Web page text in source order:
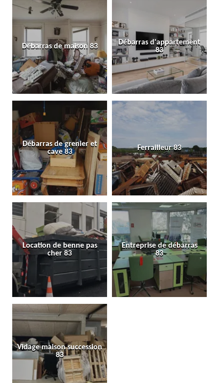
Débarras de maison 83
Débarras d'appartement
83
Débarras de grenier et
cave 83
Ferrailleur 83
Location de benne pas
cher 83
Entreprise de débarras
83
Vidage maison succession
83